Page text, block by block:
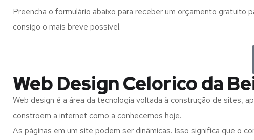
Preencha o formulário abaixo para receber um orçamento
consigo o mais breve possível.
Web Design Celorico da
Web design é a área da tecnologia voltada à construção de sites,
constroem a internet como a conhecemos hoje.
As páginas em um site podem ser dinâmicas. Isso significa que o